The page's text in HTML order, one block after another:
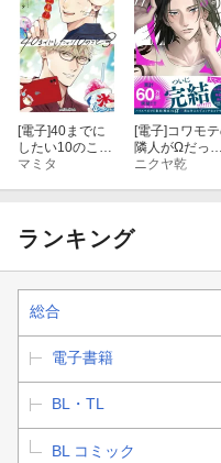
[電子]40までに
したい10のこと
（3）【電子特
マミタ
[電子]コワモ
隣人がΩだった
時の対処法
ニクヤ乾
ランキング
総合
電子書籍
BL・TL
BL コミック